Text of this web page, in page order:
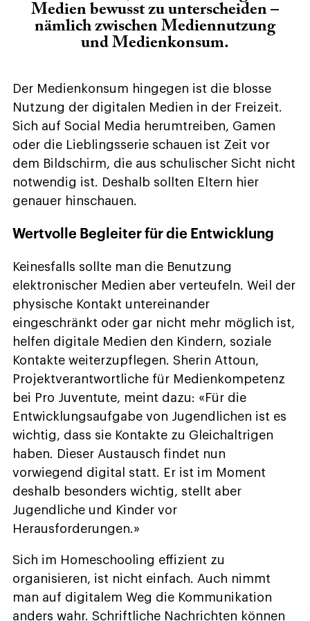
Medien bewusst zu unterscheiden –
nämlich zwischen Mediennutzung
und Medienkonsum.
Der Medienkonsum hingegen ist die blosse
Nutzung der digitalen Medien in der Freizeit.
Sich auf Social Media herumtreiben, Gamen
oder die Lieblingsserie schauen ist Zeit vor
dem Bildschirm, die aus schulischer Sicht nicht
notwendig ist. Deshalb sollten Eltern hier
genauer hinschauen.
Wertvolle Begleiter für die Entwicklung
Keinesfalls sollte man die Benutzung
elektronischer Medien aber verteufeln. Weil der
physische Kontakt untereinander
eingeschränkt oder gar nicht mehr möglich ist,
helfen digitale Medien den Kindern, soziale
Kontakte weiterzupflegen. Sherin Attoun,
Projektverantwortliche für Medienkompetenz
bei Pro Juventute, meint dazu: «Für die
Entwicklungsaufgabe von Jugendlichen ist es
wichtig, dass sie Kontakte zu Gleichaltrigen
haben. Dieser Austausch findet nun
vorwiegend digital statt. Er ist im Moment
deshalb besonders wichtig, stellt aber
Jugendliche und Kinder vor
Herausforderungen.»
Sich im Homeschooling effizient zu
organisieren, ist nicht einfach. Auch nimmt
man auf digitalem Weg die Kommunikation
anders wahr. Schriftliche Nachrichten können